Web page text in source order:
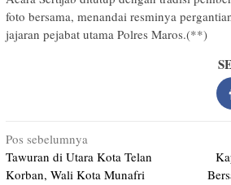
foto bersama, menandai resminya
jajaran pejabat utama Polres Maros.(**)
Navigasi
pos
Pos sebelumnya
Tawuran di Utara Kota Telan
Korban, Wali Kota Munafri